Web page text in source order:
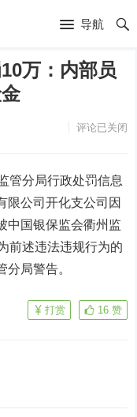
导航
万：内部员
评论已关闭
分局行政处罚信息
限公司开化支公司因
中国银保监会衢州 监
前述违法违规行为的
分局警告。
16 赞
打赏